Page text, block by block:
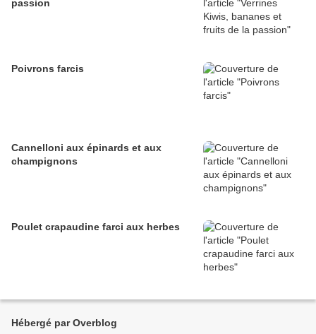
passion
Poivrons farcis
Cannelloni aux épinards et aux
champignons
Poulet crapaudine farci aux herbes
Hébergé par Overblog